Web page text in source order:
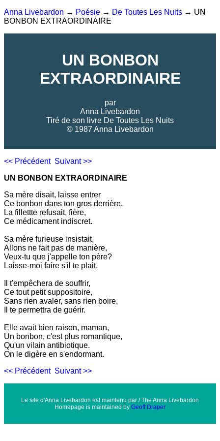
Anna Livebardon → Poésie → De Toutes Les Nuits → UN
BONBON EXTRAORDINAIRE
UN BONBON
EXTRAORDINAIRE
par
Anna Livebardon
Tiré de son livre De Toutes Les Nuits
© 1987 Anna Livebardon
<< Précédent Suivant >>
UN BONBON EXTRAORDINAIRE
Sa mère disait, laisse entrer
Ce bonbon dans ton gros derrière,
La fillettte refusait, fière,
Ce médicament indiscret.
Sa mère furieuse insistait,
Allons ne fait pas de manière,
Veux-tu que j'appelle ton père?
Laisse-moi faire s'il te plait.
Il t'empêchera de souffrir,
Ce tout petit suppositoire,
Sans rien avaler, sans rien boire,
Il te permettra de guérir.
Elle avait bien raison, maman,
Un bonbon, c'est plus romantique,
Qu'un vilain antibiotique.
On le digère en s'endormant.
<< Précédent Suivant >>
Le site d'Anna Livebardon est maintenu par / The Anna Livebardon
Homepage is maintained by Geoff Draper